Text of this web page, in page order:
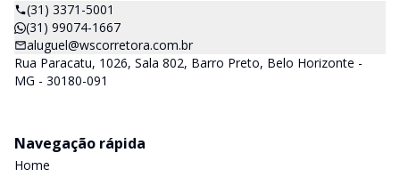
(31) 3371-5001
(31) 99074-1667
aluguel@wscorretora.com.br
Rua Paracatu, 1026, Sala 802, Barro Preto, Belo Horizonte -
MG - 30180-091
Navegação rápida
Home